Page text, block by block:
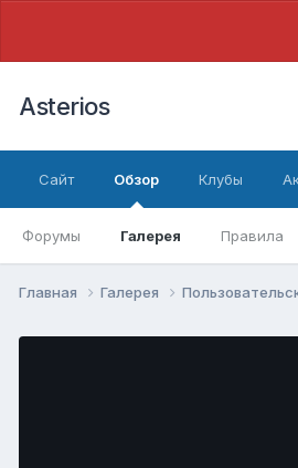
Asterios
Сайт Обзор
Форумы Галерея Правила
Клубы
Главная Галерея